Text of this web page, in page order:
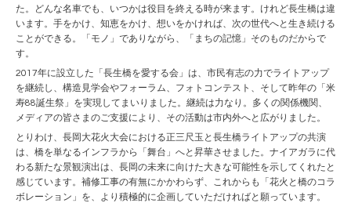
た。どんな名車でも、いつかは役目を終える時が来ます。けれど長生橋は違
います。手をかけ、知恵をかけ、想いをかければ、次の世代へと生き続ける
ことができる。「モノ」でありながら、「まちの記憶」そのものだからで
す。
2017年に設立した「長生橋を愛する会」は、市民有志の力でライトアップ
を継続し、構造見学会やフォーラム、フォトコンテスト、そして昨年の「米
寿88誕生祭」を実現してまいりました。継続は力なり。多くの関係機関、
メディアの皆さまのご支援により、その活動は市内外へと広がりました。
とりわけ、長岡大花火大会における正三尺玉と長生橋ライトアップの共演
は、橋を単なるインフラから「舞台」へと昇華させました。ナイアガラに代
わる新たな景観演出は、長岡の未来に向けた大きな可能性を示してくれたと
感じています。補修工事の有無にかかわらず、これからも「花火と橋のコラ
ボレーション」を、より積極的に企画していただければと願っています。